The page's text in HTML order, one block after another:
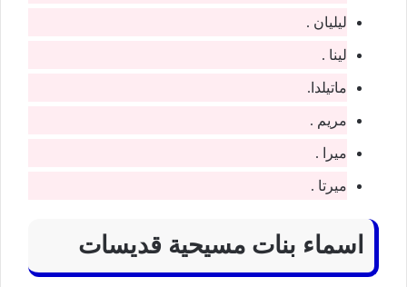
ليليان .
لينا .
ماتيلدا.
مريم .
ميرا .
ميرتا .
اسماء بنات مسيحية قديسات